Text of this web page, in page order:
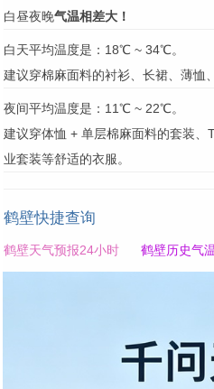
白昼夜晚气温相差大！
白天平均温度是：18℃ ~ 34℃。
建议穿棉麻面料的衬衫、长裙、薄恤
夜间平均温度是：11℃ ~ 22℃。
建议穿体恤 + 单层棉麻面料的套装
业套装等舒适的衣服。
鹤壁快捷查询
鹤壁天气预报24小时 鹤壁历史气